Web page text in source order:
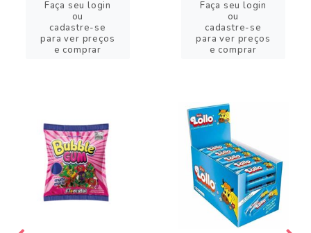
Faça seu login
ou
cadastre-se
para ver preços
e comprar
Faça seu login
ou
cadastre-se
para ver preços
e comprar